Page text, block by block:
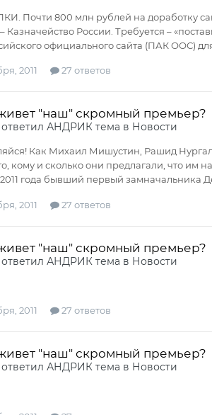
Почти 800 млн рублей на доработку
Казначейство России. Требуется –
официального сайта (ПАК ООС)
2011 27 ответов
"наш" скромный премьер?
АНДРИКтема в Новости
Как Михаил Мишустин, Рашид
кому и сколько они предлагали, что им
года бывший первый замначальника
2011 27 ответов
"наш" скромный премьер?
АНДРИКтема в Новости
2011 27 ответов
"наш" скромный премьер?
АНДРИКтема в Новости